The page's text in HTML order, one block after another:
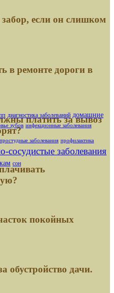
в ремонте дороги в
платить за вывоз
покойных
дачи.
споры с СНТ?
диагностика заболеваний домашние
зубов инфекционные заболевания
простудные заболевания профилактика
сосудистые заболевания
сон